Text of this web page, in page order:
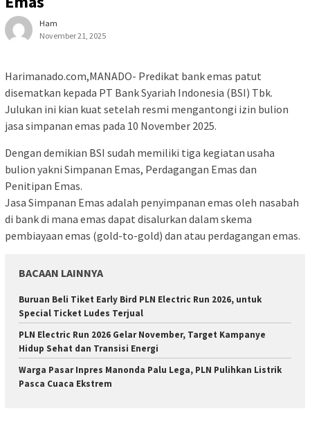
Ham
November 21, 2025
Harimanado.com,MANADO- Predikat bank emas patut
disematkan kepada PT Bank Syariah Indonesia (BSI) Tbk.
Julukan ini kian kuat setelah resmi mengantongi izin bulion
jasa simpanan emas pada 10 November 2025.
Dengan demikian BSI sudah memiliki tiga kegiatan usaha
bulion yakni Simpanan Emas, Perdagangan Emas dan
Penitipan Emas.
Jasa Simpanan Emas adalah penyimpanan emas oleh nasabah
di bank di mana emas dapat disalurkan dalam skema
pembiayaan emas (gold-to-gold) dan atau perdagangan emas.
BACAAN LAINNYA
Buruan Beli Tiket Early Bird PLN Electric Run 2026, untuk
Special Ticket Ludes Terjual
PLN Electric Run 2026 Gelar November, Target Kampanye
Hidup Sehat dan Transisi Energi
Warga Pasar Inpres Manonda Palu Lega, PLN Pulihkan Listrik
Pasca Cuaca Ekstrem